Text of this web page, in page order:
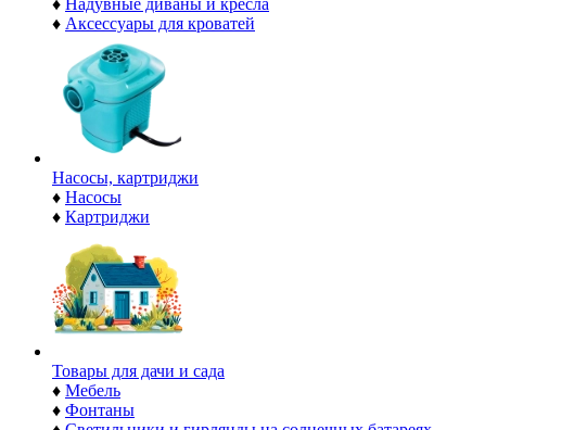
♦ Надувные диваны и кресла
♦ Аксессуары для кроватей
Насосы, картриджи
♦ Насосы
♦ Картриджи
Товары для дачи и сада
♦ Мебель
♦ Фонтаны